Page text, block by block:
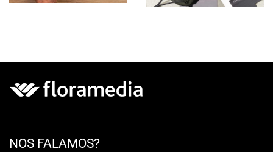
NOS FALAMOS?